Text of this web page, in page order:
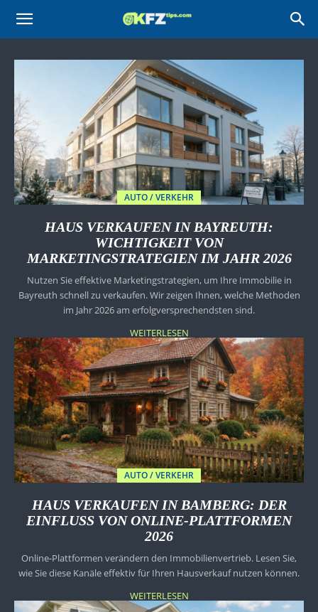
KFZtips.com
AUTO / VERKEHR
HAUS VERKAUFEN IN BAYREUTH:
WICHTIGKEIT VON
MARKETINGSTRATEGIEN IM JAHR 2026
Nutzen Sie effektive Marketingstrategien, um Ihre Immobilie in
Bayreuth schnell zu verkaufen. Wir zeigen Ihnen, welche Methoden
im Jahr 2026 am erfolgversprechendsten sind.
WEITERLESEN
AUTO / VERKEHR
HAUS VERKAUFEN IN BAMBERG: DER
EINFLUSS VON ONLINE-PLATTFORMEN
2026
Online-Plattformen verändern den Immobilienvertrieb. Lesen Sie,
wie Sie diese Kanäle effektiv für Ihren Hausverkauf nutzen können.
WEITERLESEN